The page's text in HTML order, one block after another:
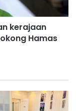
kerajaan
Hamas